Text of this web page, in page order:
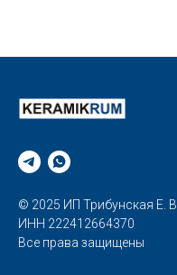
© 2025 ИП Трибунская Е. В.
ИНН 222412664370
Все права защищены